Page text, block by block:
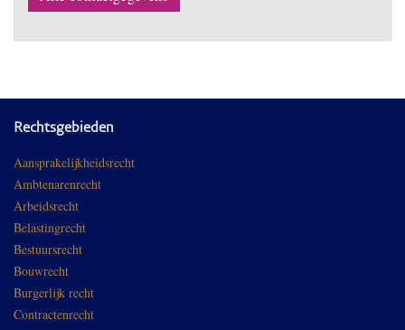
Rechtsgebieden
Aansprakelijkheidsrecht
Ambtenarenrecht
Arbeidsrecht
Belastingrecht
Bestuursrecht
Bouwrecht
Burgerlijk recht
Contractenrecht